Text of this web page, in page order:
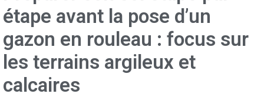
étape avant la pose d’un
gazon en rouleau : focus sur
les terrains argileux et
calcaires